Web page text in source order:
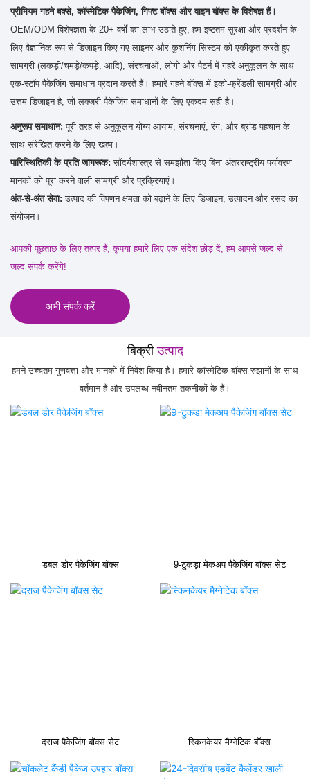
प्रीमियम गहने बक्से, कॉस्मेटिक पैकेजिंग, गिफ्ट बॉक्स और वाइन बॉक्स के विशेषज्ञ हैं।
OEM/ODM विशेषज्ञता के 20+ वर्षों का लाभ उठाते हुए, हम इष्टतम सुरक्षा और प्रदर्शन के
लिए वैज्ञानिक रूप से डिज़ाइन किए गए लाइनर और कुशनिंग सिस्टम को एकीकृत करते हुए
सामग्री (लकड़ी/चमड़े/कपड़े, आदि), संरचनाओं, लोगो और पैटर्न में गहरे अनुकूलन के साथ
एक-स्टॉप पैकेजिंग समाधान प्रदान करते हैं। हमारे गहने बॉक्स में इको-फ्रेंडली सामग्री और
उत्तम डिजाइन है, जो लक्जरी पैकेजिंग समाधानों के लिए एकदम सही है।
अनुरूप समाधान:पूरी तरह से अनुकूलन योग्य आयाम, संरचनाएं, रंग, और ब्रांड पहचान के
साथ संरेखित करने के लिए खत्म।
पारिस्थितिकी के प्रति जागरूक:सौंदर्यशास्त्र से समझौता किए बिना अंतरराष्ट्रीय पर्यावरण
मानकों को पूरा करने वाली सामग्री और प्रक्रियाएं।
अंत-से-अंत सेवा:उत्पाद की विपणन क्षमता को बढ़ाने के लिए डिजाइन, उत्पादन और रसद का
संयोजन।
आपकी पूछताछ के लिए तत्पर हैं, कृपया हमारे लिए एक संदेश छोड़ दें, हम आपसे जल्द से
जल्द संपर्क करेंगे!
अभी संपर्क करें
बिक्रीउत्पाद
हमने उच्चतम गुणवत्ता और मानकों में निवेश किया है। हमारे कॉस्मेटिक बॉक्स रुझानों के साथ
वर्तमान हैं और उपलब्ध नवीनतम तकनीकों के हैं।
डबल डोर पैकेजिंग बॉक्स 9-टुकड़ा मेकअप पैकेजिंग बॉक्स सेट
दराज पैकेजिंग बॉक्स सेट स्किनकेयर मैग्नेटिक बॉक्स